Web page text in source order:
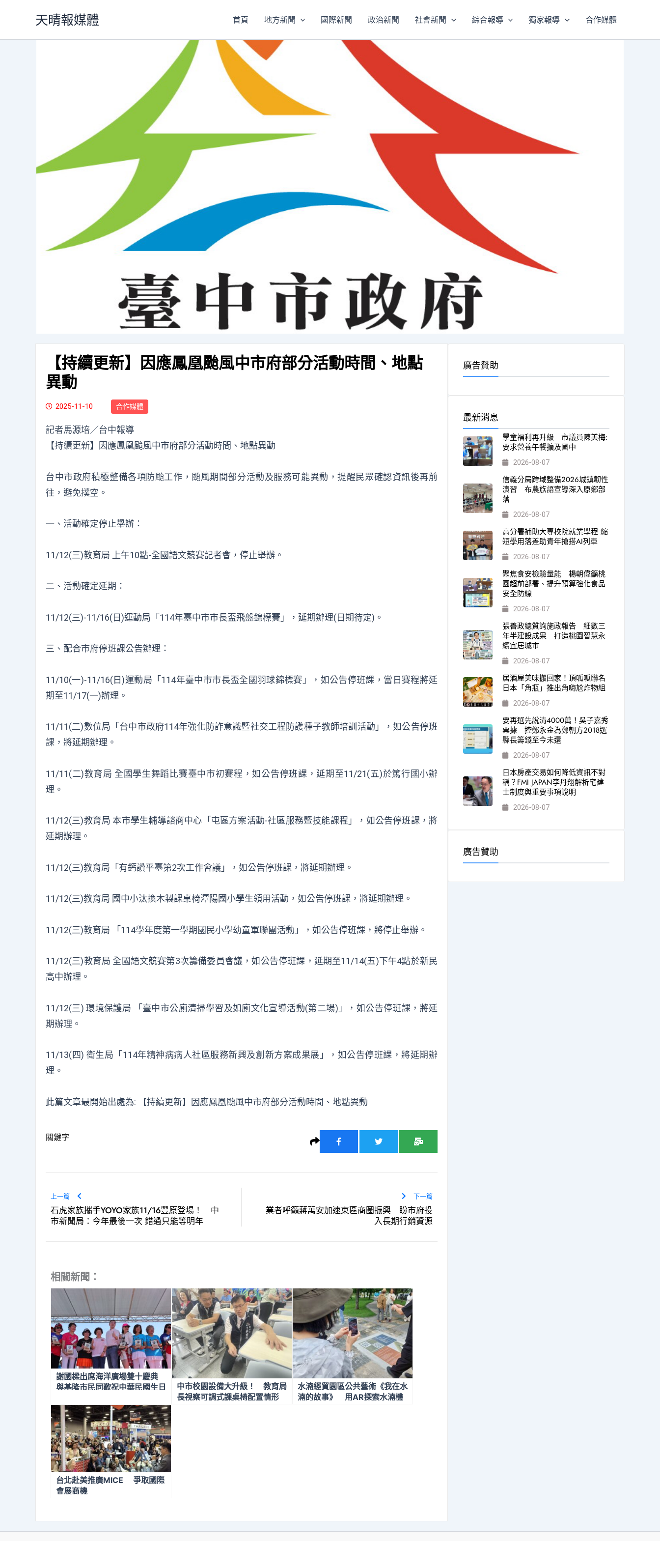
天晴報媒體 首頁 地方新聞 國際新聞 政治新聞 社會新聞 綜合報導 獨家報導 合作媒體
【持續更新】因應鳳凰颱風中市府部分活動時間、地點
異動
2025-11-10 合作媒體
記者馬源培／台中報導
【持續更新】因應鳳凰颱風中市府部分活動時間、地點異動
台中市政府積極整備各項防颱工作，颱風期間部分活動及服務可能異動，提醒民眾確認資訊後再前
往，避免撲空。
一、活動確定停止舉辦：
11/12(三)教育局 上午10點-全國語文競賽記者會，停止舉辦。
二、活動確定延期：
11/12(三)-11/16(日)運動局「114年臺中市市長盃飛盤錦標賽」，延期辦理(日期待定)。
三、配合市府停班課公告辦理：
11/10(一)-11/16(日)運動局「114年臺中市市長盃全國羽球錦標賽」，如公告停班課，當日賽程將延
期至11/17(一)辦理。
11/11(二)數位局「台中市政府114年強化防詐意識暨社交工程防護種子教師培訓活動」，如公告停班
課，將延期辦理。
11/11(二)教育局 全國學生舞蹈比賽臺中市初賽程，如公告停班課，延期至11/21(五)於篤行國小辦
理。
11/12(三)教育局 本市學生輔導諮商中心「屯區方案活動-社區服務暨技能課程」，如公告停班課，將
延期辦理。
11/12(三)教育局「有鈣讚平臺第2次工作會議」，如公告停班課，將延期辦理。
11/12(三)教育局 國中小汰換木製課桌椅潭陽國小學生領用活動，如公告停班課，將延期辦理。
11/12(三)教育局 「114學年度第一學期國民小學幼童軍聯團活動」，如公告停班課，將停止舉辦。
11/12(三)教育局 全國語文競賽第3次籌備委員會議，如公告停班課，延期至11/14(五)下午4點於新民
高中辦理。
11/12(三) 環境保護局 「臺中市公廁清掃學習及如廁文化宣導活動(第二場)」，如公告停班課，將延
期辦理。
11/13(四) 衛生局「114年精神病病人社區服務新興及創新方案成果展」，如公告停班課，將延期辦
理。
此篇文章最開始出處為: 【持續更新】因應鳳凰颱風中市府部分活動時間、地點異動
關鍵字
上一篇
石虎家族攜手YOYO家族11/16豐原登場！ 中
市新聞局：今年最後一次 錯過只能等明年
下一篇
業者呼籲蔣萬安加速東區商圈振興 盼市府投
入長期行銷資源
相關新聞：
謝國樑出席海洋廣場雙十慶典
與基隆市民同歡祝中華民國生日
中市校園設備大升級！ 教育局
長視察可調式課桌椅配置情形
水湳經貿園區公共藝術《我在水
湳的故事》 用AR探索水湳機
台北赴美推廣MICE 爭取國際
會展商機
廣告贊助
最新消息
學童福利再升級 市議員陳美梅:
要求營養午餐擴及國中
2026-08-07
信義分局跨域整備2026城鎮韌性
演習 布農族語宣導深入原鄉部
落
2026-08-07
高分署補助大專校院就業學程 縮
短學用落差助青年搶搭AI列車
2026-08-07
聚焦食安檢驗量能 楊朝偉籲桃
園超前部署、提升預算強化食品
安全防線
2026-08-07
張善政總質詢施政報告 細數三
年半建設成果 打造桃園智慧永
續宜居城市
2026-08-07
居酒屋美味搬回家！頂呱呱聯名
日本「角瓶」推出角嗨尬炸物組
2026-08-07
要再選先說清4000萬！吳子嘉秀
票據 控鄭永金為鄭朝方2018選
縣長籌錢至今未還
2026-08-07
日本房產交易如何降低資訊不對
稱？FMI JAPAN李丹翔解析宅建
士制度與重要事項說明
2026-08-07
廣告贊助